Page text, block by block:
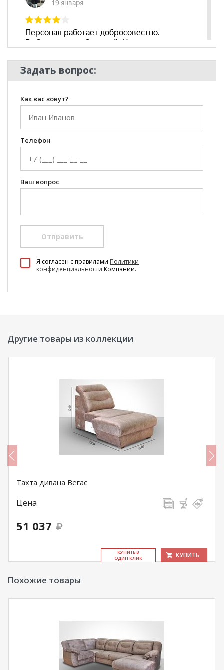
Задать вопрос:
Как вас зовут?
Телефон
Ваш вопрос
Отправить
Я согласен c правилами Политики
конфиденциальности Компании.
Другие товары из коллекции
Тахта дивана Вегас
Цена
51 037
КУ­ПИТЬ В
ОДИН КЛИК
КУПИТЬ
Похожие товары